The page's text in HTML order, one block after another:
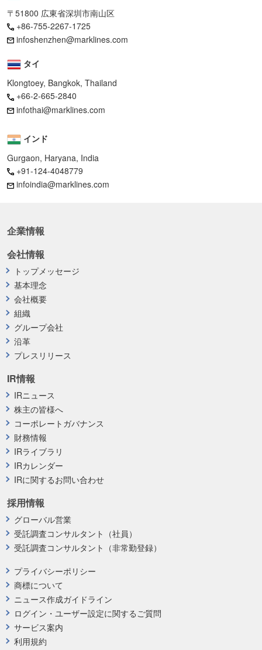
〒51800 広東省深圳市南山区
+86-755-2267-1725
infoshenzhen@marklines.com
タイ
Klongtoey, Bangkok, Thailand
+66-2-665-2840
infothai@marklines.com
インド
Gurgaon, Haryana, India
+91-124-4048779
infoindia@marklines.com
企業情報
プライバシーポリシー
商標について
ニュース作成ガイドライン
ログイン・ユーザー設定に関するご質問
サービス案内
利用規約
採用情報
グローバル営業
受託調査コンサルタント（社員）
受託調査コンサルタント（非常勤登録）
会社情報
トップメッセージ
基本理念
会社概要
組織
グループ会社
沿革
プレスリリース
IR情報
IRニュース
株主の皆様へ
コーポレートガバナンス
財務情報
IRライブラリ
IRカレンダー
IRに関するお問い合わせ